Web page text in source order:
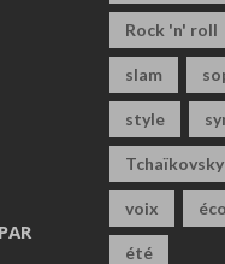
Rock 'n' roll
slam
style
Tchaïkovsky
voix
été